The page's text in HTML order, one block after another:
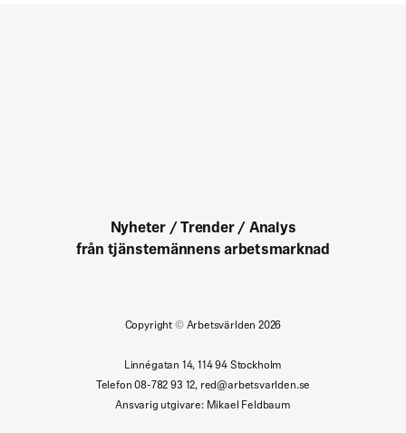
Nyheter / Trender / Analys
från tjänstemännens arbetsmarknad
Copyright ©Arbetsvärlden 2026
Linnégatan 14, 114 94 Stockholm
Telefon 08-782 93 12, red@arbetsvarlden.se
Ansvarig utgivare: Mikael Feldbaum